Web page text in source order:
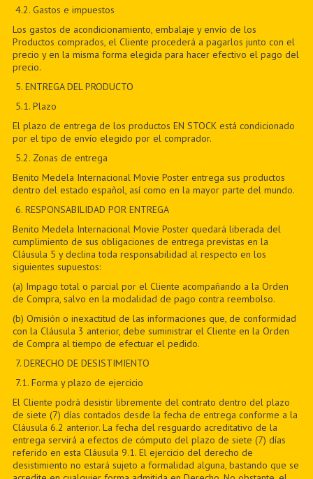
4.2. Gastos e impuestos
Los gastos de acondicionamiento, embalaje y envío de los
Productos comprados, el Cliente procederá a pagarlos junto con el
precio y en la misma forma elegida para hacer efectivo el pago del
precio.
5. ENTREGA DEL PRODUCTO
5.1. Plazo
El plazo de entrega de los productos EN STOCK está condicionado
por el tipo de envío elegido por el comprador.
5.2. Zonas de entrega
Benito Medela Internacional Movie Poster entrega sus productos
dentro del estado español, así como en la mayor parte del mundo.
6. RESPONSABILIDAD POR ENTREGA
Benito Medela Internacional Movie Poster quedará liberada del
cumplimiento de sus obligaciones de entrega previstas en la
Cláusula 5 y declina toda responsabilidad al respecto en los
siguientes supuestos:
(a) Impago total o parcial por el Cliente acompañando a la Orden
de Compra, salvo en la modalidad de pago contra reembolso.
(b) Omisión o inexactitud de las informaciones que, de conformidad
con la Cláusula 3 anterior, debe suministrar el Cliente en la Orden
de Compra al tiempo de efectuar el pedido.
7. DERECHO DE DESISTIMIENTO
7.1. Forma y plazo de ejercicio
El Cliente podrá desistir libremente del contrato dentro del plazo
de siete (7) días contados desde la fecha de entrega conforme a la
Cláusula 6.2 anterior. La fecha del resguardo acreditativo de la
entrega servirá a efectos de cómputo del plazo de siete (7) días
referido en esta Cláusula 9.1. El ejercicio del derecho de
desistimiento no estará sujeto a formalidad alguna, bastando que se